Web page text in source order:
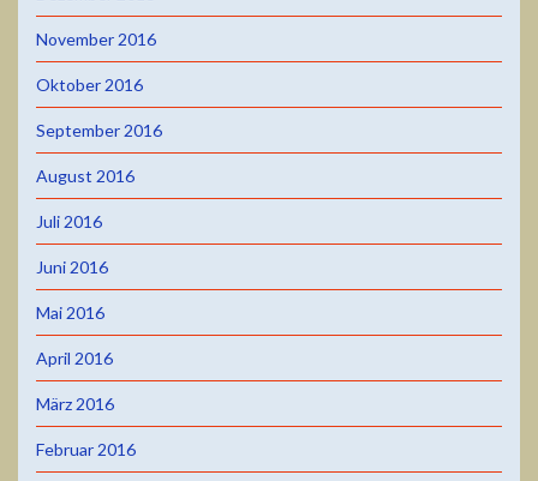
November 2016
Oktober 2016
September 2016
August 2016
Juli 2016
Juni 2016
Mai 2016
April 2016
März 2016
Februar 2016